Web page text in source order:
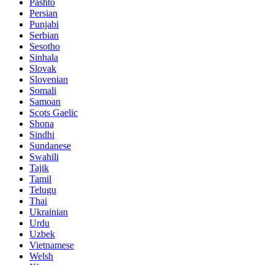
Persian
Punjabi
Serbian
Sesotho
Sinhala
Slovak
Slovenian
Somali
Samoan
Scots Gaelic
Shona
Sindhi
Sundanese
Swahili
Tajik
Tamil
Telugu
Thai
Ukrainian
Urdu
Uzbek
Vietnamese
Welsh